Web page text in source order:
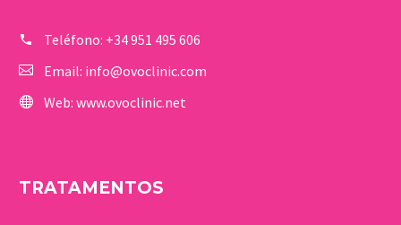
Teléfono: +34 951 495 606
Email: info@ovoclinic.com
Web: www.ovoclinic.net
TRATAMENTOS